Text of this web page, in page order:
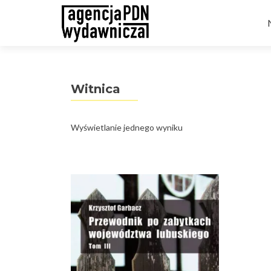
Witnica
Wyświetlanie jednego wyniku